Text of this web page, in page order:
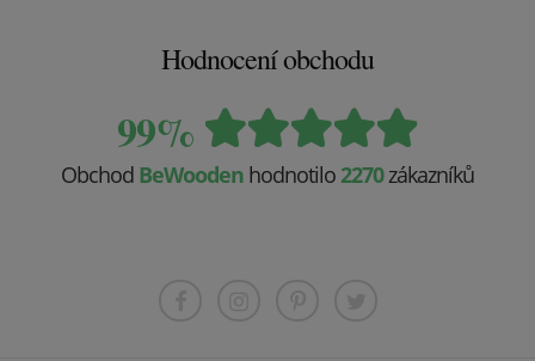
Hodnocení obchodu
99%
Obchod BeWooden hodnotilo 2270zákazníků